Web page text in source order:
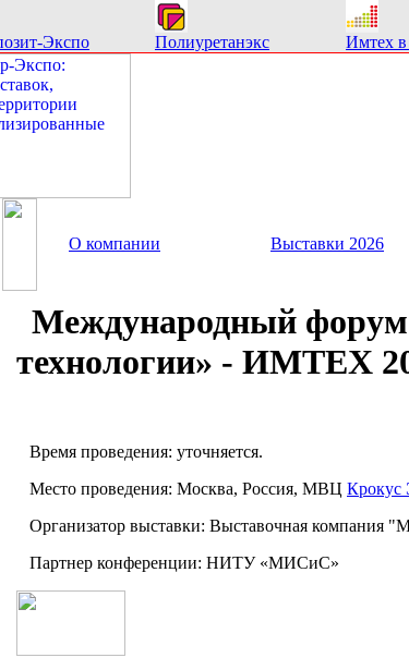
Экспо Полиуретанэкс Имтех
О компании Выставки 2026
Международный
технологии» - ИМТЕХ
Время проведения: уточняется.
Место проведения: Москва, Россия, МВЦ Крокус
Организатор выставки: Выставочная компания
Партнер конференции: НИТУ «МИСиС»